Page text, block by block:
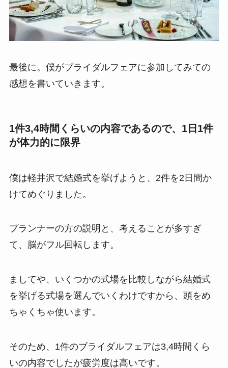
最後に。僕がブライダルフェアに参加してみての
感想を書いていきます。
1件3,4時間くらいの内容であるので、1日1件
が体力的に限界
僕は軽井沢で結婚式を挙げようと、2件を2日間か
けてめぐりました。
プランナーの方の説明と、考えることが多すぎ
て、脳がフル回転します。
ましてや、いくつかの式場を比較しながら結婚式
を挙げる式場を選んでいくわけですから、頭をめ
ちゃくちゃ使います。
そのため、1件のブライダルフェアは3,4時間くら
いの内容でしたが疲労度は高いです。